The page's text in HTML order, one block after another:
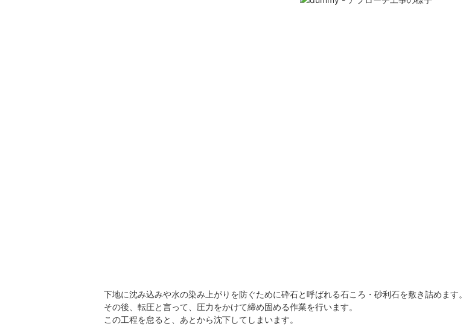
下地に沈み込みや水の染み上がりを防ぐために砕石と呼ばれる石ころ・砂利石を敷き詰めます。
その後、転圧と言って、圧力をかけて締め固める作業を行います。
この工程を怠ると、あとから沈下してしまいます。